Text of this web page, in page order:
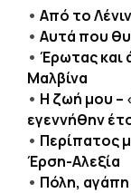
• Από το
• Αυτά που
• Έρωτας και
Μαλβίνα
• Η ζωή μου –
εγεννήθην
• Περίπατος
Έρση-Αλεξία
• Πόλη,